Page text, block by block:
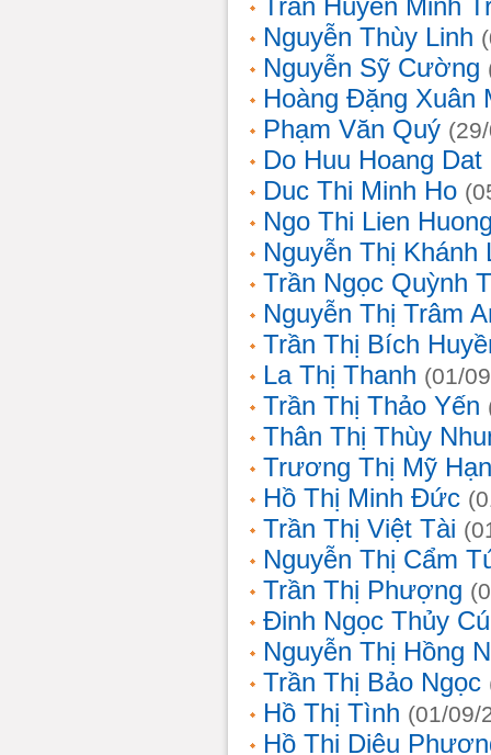
Trần Huyền Minh
Nguyễn Thùy Linh
Nguyễn Sỹ Cường
Hoàng Đặng Xuân
Phạm Văn Quý
Do Huu Hoang Dat
Duc Thi Minh Ho
Ngo Thi Lien
Nguyễn Thị Khánh
Trần Ngọc Quỳnh
Nguyễn Thị Trâm
Trần Thị Bích
La Thị Thanh (01/
Trần Thị Thảo Yến
Thân Thị Thùy
Trương Thị Mỹ
Hồ Thị Minh Đức
Trần Thị Việt Tài
Nguyễn Thị Cẩm
Trần Thị Phượng
Đinh Ngọc Thủy
Nguyễn Thị Hồng
Trần Thị Bảo Ngọc
Hồ Thị Tình (01/09/
Hồ Thị Diệu